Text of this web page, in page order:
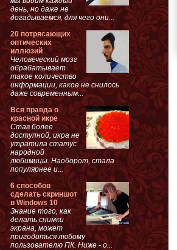
день, но даже не
догадываемся, для чего они...
20 потрясающих
оптических
иллюзий
Человеческий мозг
обрабатывает
такое количество
информации, какое не снилось
даже современным...
Вся правда о
красной икре
Став более
доступной, икра не
утратила статус
народной
любимицы. Наоборот, стала
популярнее и...
6 способов
сделать скриншот
в Windows 10
Знание того, как
делать снимки
экрана, может
пригодиться любому
пользователю ПК. Ниже - о...